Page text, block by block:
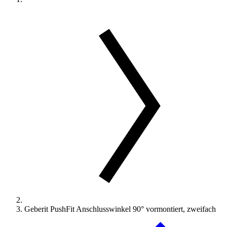
Geberit PushFit Anschlusswinkel 90° vormontiert, zweifach